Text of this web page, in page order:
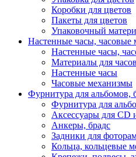
Коробки для цветов
Пакеты для цветов
Упаковочный
Настенные часы, часовые
Настенные часы,
Материалы для часов
Настенные часы
Часовые механизмы
Фурнитура для альбомов,
Фурнитура для
Аксессуары для CD
Анкеры, брадс
Задники для
Кольца, кольцевые